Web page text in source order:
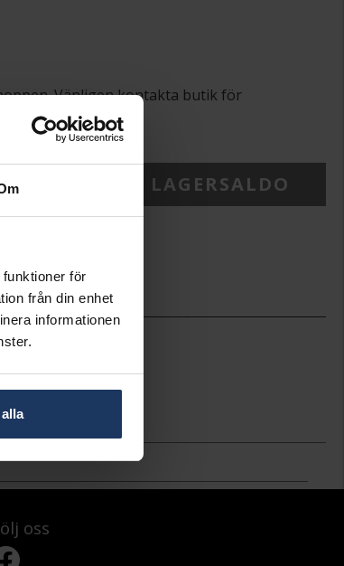
för
från din enhet
informationen
Vänligen kontakta butik för
29:-
BUTIK FÖR LAGERSALDO
Mema
oss